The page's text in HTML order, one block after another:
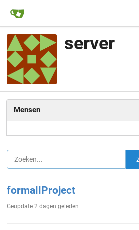
server
formallProject
Geupdate 2 dagen geleden
Mensen